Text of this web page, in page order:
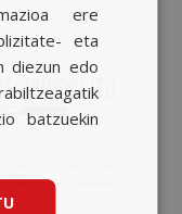
ENGLISH
ere
eta
diezun edo
batzuekin